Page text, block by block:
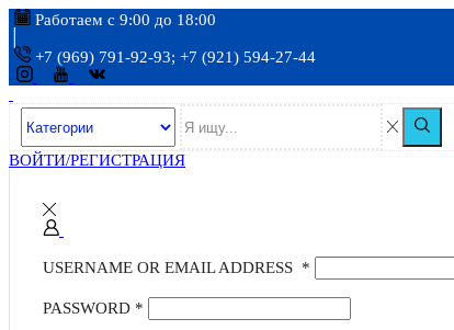
Работаем с 9:00 до 18:00
+7 (969) 791-92-93; +7 (921) 594-27-44
ВОЙТИ/РЕГИСТРАЦИЯ
USERNAME OR EMAIL ADDRESS *
PASSWORD *